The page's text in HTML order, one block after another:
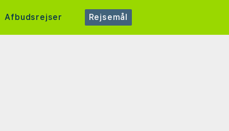
Afbudsrejser Rejsemål